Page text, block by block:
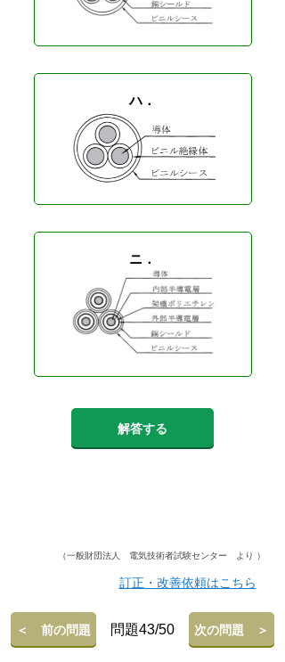
ハ．
ニ．
解答する
（一般財団法人 電気技術者試験センター より ）
訂正・改善依頼はこちら
＜ 前の問題 問題43/50 次の問題 ＞